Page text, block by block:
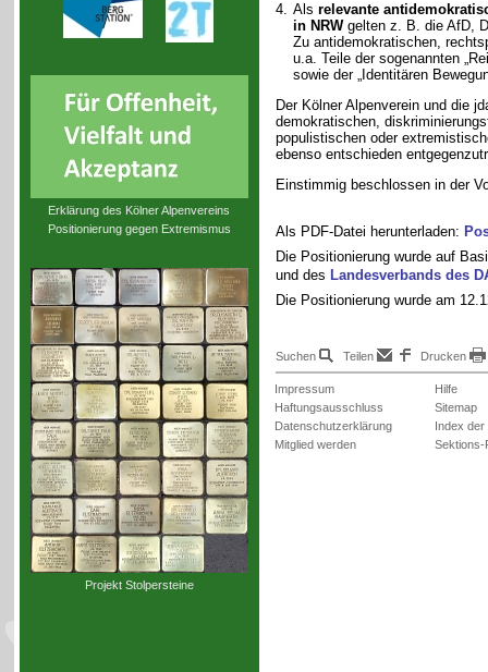
Erklärung des Kölner Alpenvereins
Positionierung gegen Extremismus
Projekt Stolpersteine
4. Als relevante
in NRWgelten z. B. die AfD,
Zu antidemokratischen,
u.a. Teile der sogenannten
sowie der „Identitären
Der Kölner Alpenverein und die
demokratischen,
populistischen oder
ebenso entschieden
Einstimmig beschlossen in der
Als PDF-Datei herunterladen:
Die Positionierung wurde auf
und des Landesverbands des
Die Positionierung wurde am
Suchen Teilen Drucken
Impressum
Haftungsausschluss
Datenschutzerklärung
Mitglied werden
Hilfe
Sitemap
Index der
Sektions-